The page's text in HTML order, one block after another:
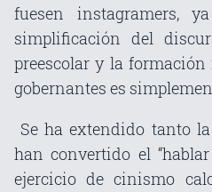
fuesen instagramers,
simplificación del
preescolar y la
gobernantes es
Se ha extendido tanto
han convertido el
ejercicio de cinismo